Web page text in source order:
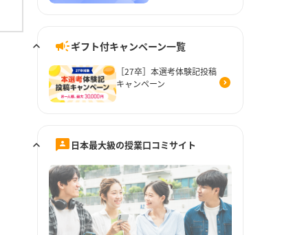
ギフト付キャンペーン一覧
［27卒］本選考体験記投稿
キャンペーン
日本最大級の授業口コミサイト